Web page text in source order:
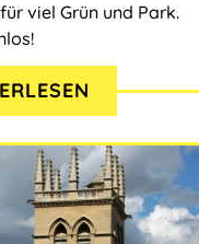
viel Grün und Park.